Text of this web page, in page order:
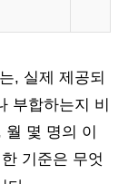
, 실제 제공되
부합하는지 비
월 몇 명의 이
기준은 무엇